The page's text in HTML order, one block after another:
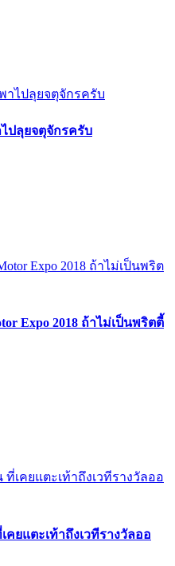
ปลุยจตุจักรครับ
Expo 2018 ถ้าไม่เป็นพริตตี้
ยแตะเท้าถึงเวทีรางวัลออ